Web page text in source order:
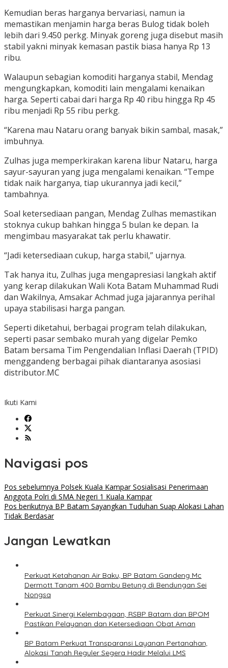
Kemudian beras harganya bervariasi, namun ia
memastikan menjamin harga beras Bulog tidak boleh
lebih dari 9.450 perkg. Minyak goreng juga disebut masih
stabil yakni minyak kemasan pastik biasa hanya Rp 13
ribu.
Walaupun sebagian komoditi harganya stabil, Mendag
mengungkapkan, komoditi lain mengalami kenaikan
harga. Seperti cabai dari harga Rp 40 ribu hingga Rp 45
ribu menjadi Rp 55 ribu perkg.
“Karena mau Nataru orang banyak bikin sambal, masak,”
imbuhnya.
Zulhas juga memperkirakan karena libur Nataru, harga
sayur-sayuran yang juga mengalami kenaikan. “Tempe
tidak naik harganya, tiap ukurannya jadi kecil,”
tambahnya.
Soal ketersediaan pangan, Mendag Zulhas memastikan
stoknya cukup bahkan hingga 5 bulan ke depan. Ia
mengimbau masyarakat tak perlu khawatir.
“Jadi ketersediaan cukup, harga stabil,” ujarnya.
Tak hanya itu, Zulhas juga mengapresiasi langkah aktif
yang kerap dilakukan Wali Kota Batam Muhammad Rudi
dan Wakilnya, Amsakar Achmad juga jajarannya perihal
upaya stabilisasi harga pangan.
Seperti diketahui, berbagai program telah dilakukan,
seperti pasar sembako murah yang digelar Pemko
Batam bersama Tim Pengendalian Inflasi Daerah (TPID)
menggandeng berbagai pihak diantaranya asosiasi
distributor.MC
Ikuti Kami
Navigasi pos
Pos sebelumnya Polsek Kuala Kampar Sosialisasi Penerimaan
Anggota Polri di SMA Negeri 1 Kuala Kampar
Pos berikutnya BP Batam Sayangkan Tuduhan Suap Alokasi Lahan
Tidak Berdasar
Jangan Lewatkan
Perkuat Ketahanan Air Baku, BP Batam Gandeng Mc
Dermott Tanam 400 Bambu Betung di Bendungan Sei
Nongsa
Perkuat Sinergi Kelembagaan, RSBP Batam dan BPOM
Pastikan Pelayanan dan Ketersediaan Obat Aman
BP Batam Perkuat Transparansi Layanan Pertanahan,
Alokasi Tanah Reguler Segera Hadir Melalui LMS